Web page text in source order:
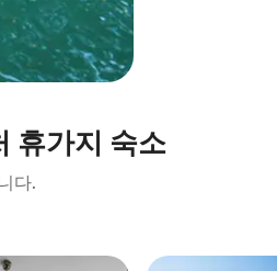
휴가지 숙소
다.